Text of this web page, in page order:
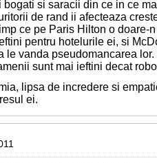
bogati si saracii din ce in ce
de rand ii afecteaza
ce pe Paris Hilton o doare-
pentru hotelurile ei, si
le vanda pseudomancarea
sunt mai ieftini decat
lipsa de incredere si
ei.